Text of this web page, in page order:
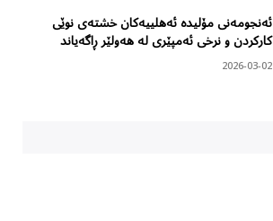
ئەنجومەنی مۆلیدە ئەهلییەکان خشتەی نوێی
کارکردن و نرخی ئەمپێری لە هەولێر ڕاگەیاند
2026-03-02